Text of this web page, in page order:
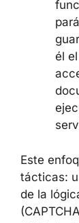
él
Este
tácticas:
de la